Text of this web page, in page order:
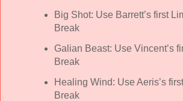
Big Shot: Use Barrett’s first
Break
Galian Beast: Use Vincent’s
Break
Healing Wind: Use Aeris’s
Break